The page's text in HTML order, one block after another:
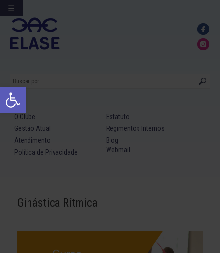
Abrir a barra de ferramentas
Ir
para
conteúdo
O Clube
Estatuto
Gestão Atual
Regimentos Internos
Atendimento
Blog
Política de Privacidade
Webmail
Ginástica Rítmica
☰